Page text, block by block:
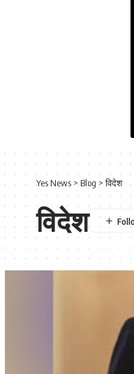
Yes News >Blog >विदेश
विदेश